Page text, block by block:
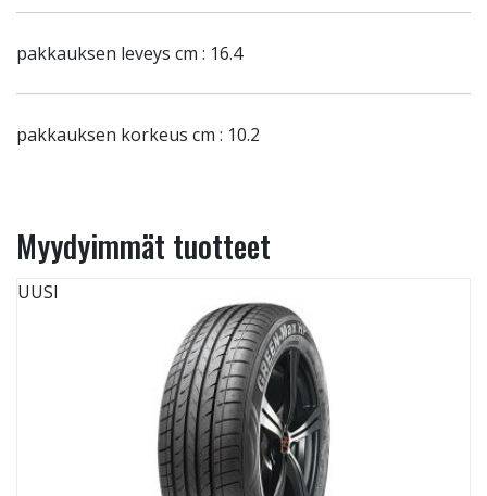
pakkauksen leveys cm : 16.4
pakkauksen korkeus cm : 10.2
Myydyimmät tuotteet
UUSI